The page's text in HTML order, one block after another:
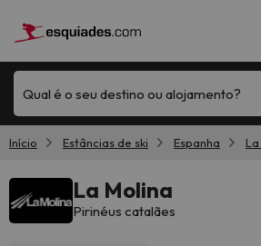
Qual é o seu destino ou alojamento?
Início Estâncias de ski Espanha
La Molina
Pirinéus catalães